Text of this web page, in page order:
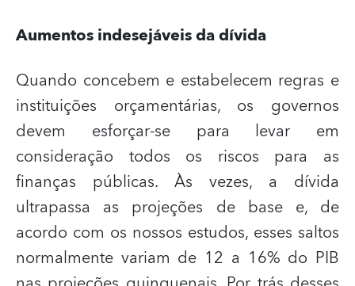
Aumentos indesejáveis da dívida
Quando concebem e estabelecem regras e
instituições orçamentárias, os governos
devem esforçar-se para levar em
consideração todos os riscos para as
finanças públicas. Às vezes, a dívida
ultrapassa as projeções de base e, de
acordo com os nossos estudos, esses saltos
normalmente variam de 12 a 16% do PIB